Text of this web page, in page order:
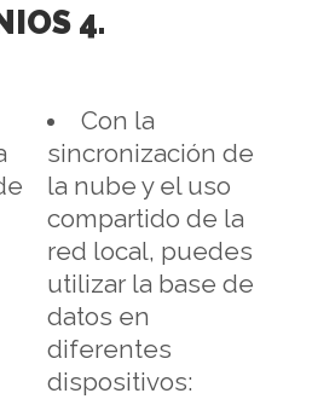
4.
Con la
sincronización de
la nube y el uso
compartido de la
red local, puedes
utilizar la base de
datos en
diferentes
dispositivos: